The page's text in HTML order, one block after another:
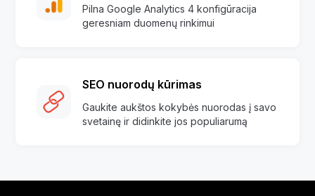
Pilna Google Analytics 4 konfigūracija
geresniam duomenų rinkimui
SEO nuorodų kūrimas
Gaukite aukštos kokybės nuorodas į savo
svetainę ir didinkite jos populiarumą